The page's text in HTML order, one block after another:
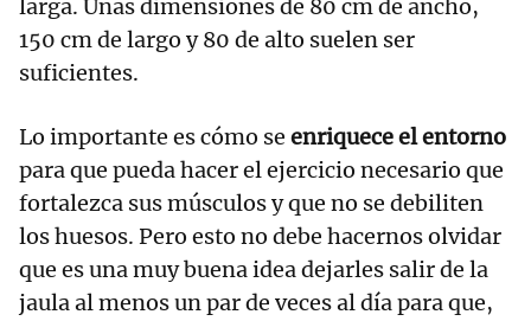
larga. Unas dimensiones de 80 cm de ancho,
150 cm de largo y 80 de alto suelen ser
suficientes.
Lo importante es cómo se enriquece el entorno
para que pueda hacer el ejercicio necesario que
fortalezca sus músculos y que no se debiliten
los huesos. Pero esto no debe hacernos olvidar
que es una muy buena idea dejarles salir de la
jaula al menos un par de veces al día para que,